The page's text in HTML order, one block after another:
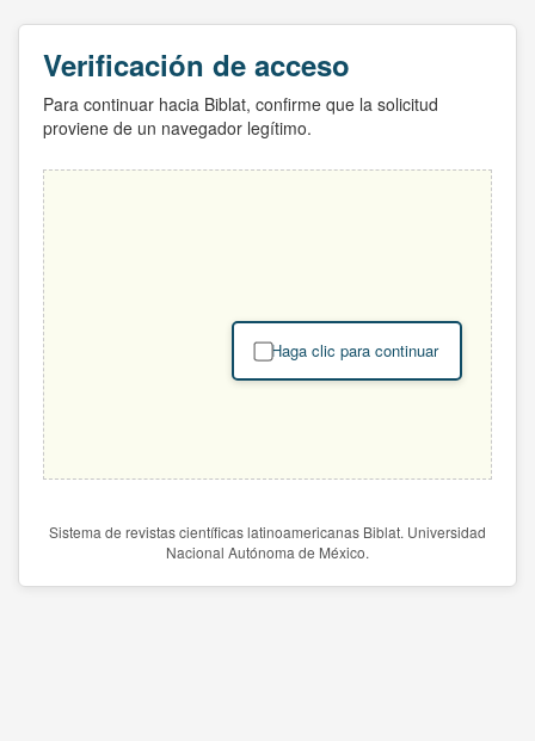
Verificación de acceso
Para continuar hacia Biblat, confirme que la solicitud
proviene de un navegador legítimo.
Haga clic para continuar
Sistema de revistas científicas latinoamericanas Biblat. Universidad
Nacional Autónoma de México.